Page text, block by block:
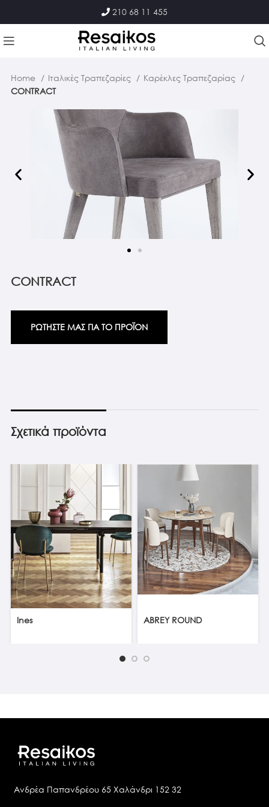
210 68 11 455
Home Ιταλικές Τραπεζαρίες
Καρέκλες Τραπεζαρίας
CONTRACT
CONTRACT
ΡΩΤΗΣΤΕ ΜΑΣ ΓΙΑ ΤΟ ΠΡΟΪΟΝ
Σχετικά προϊόντα
Ines ABREY ROUND
Ανδρέα Παπανδρέου 65 Χαλάνδρι 152 32